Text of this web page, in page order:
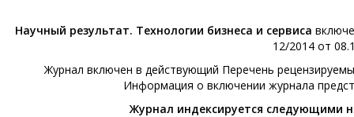
Научный результат. Технологии бизнеса и сервиса
12/2014 от
Журнал включен в действующий Перечень
Информация о включении журнала
Журнал индексируется следующими